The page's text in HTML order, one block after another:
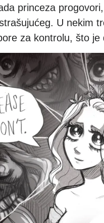
princeza
U nekim
za kontrolu, što